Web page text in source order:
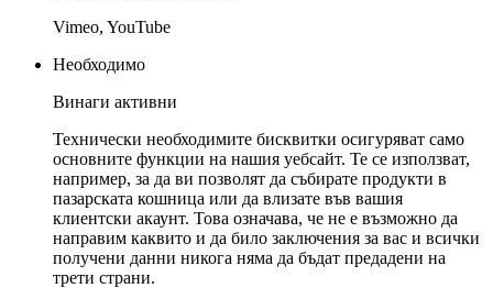
Vimeo, YouTube
Необходимо
Винаги активни
Технически необходимите бисквитки осигуряват само
основните функции на нашия уебсайт. Те се използват,
например, за да ви позволят да събирате продукти в
пазарската кошница или да влизате във вашия
клиентски акаунт. Това означава, че не е възможно да
направим каквито и да било заключения за вас и всички
получени данни никога няма да бъдат предадени на
трети страни.